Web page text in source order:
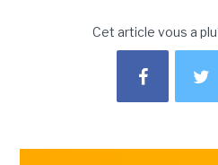
Cet article vous a